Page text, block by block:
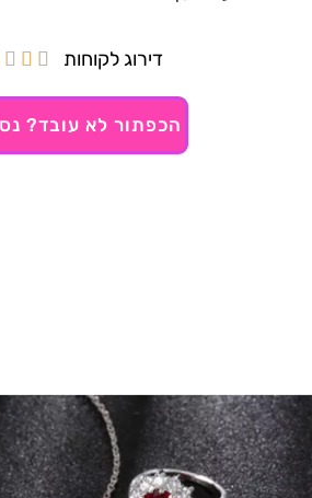
דירוג לקוחות 


הכפתור לא עובד?